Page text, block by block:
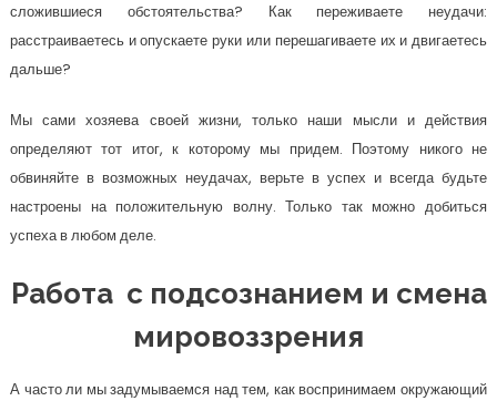
сложившиеся обстоятельства? Как переживаете неудачи:
расстраиваетесь и опускаете руки или перешагиваете их и двигаетесь
дальше?
Мы сами хозяева своей жизни, только наши мысли и действия
определяют тот итог, к которому мы придем. Поэтому никого не
обвиняйте в возможных неудачах, верьте в успех и всегда будьте
настроены на положительную волну. Только так можно добиться
успеха в любом деле.
Работа с подсознанием и смена
мировоззрения
А часто ли мы задумываемся над тем, как воспринимаем окружающий